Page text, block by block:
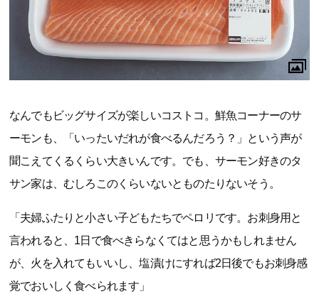
なんでもビッグサイズが楽しいコストコ。鮮魚コーナーのサ
ーモンも、「いったいだれが食べるんだろう？」という声が
聞こえてくるくらい大きいんです。でも、サーモン好きのタ
サン家は、むしろこのくらいないとものたりないそう。
「夫婦ふたりと小さい子どもたちでペロリです。お刺身用と
言われると、1日で食べきらなくてはと思うかもしれません
が、火を入れてもいいし、塩漬けにすれば2日後でもお刺身感
覚でおいしく食べられます」